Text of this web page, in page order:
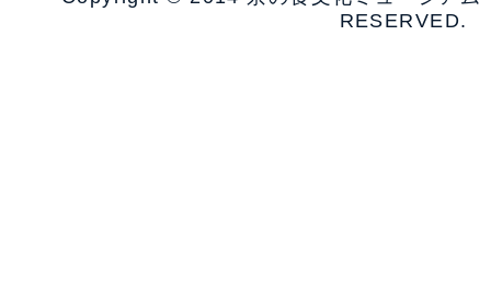
RESERVED.